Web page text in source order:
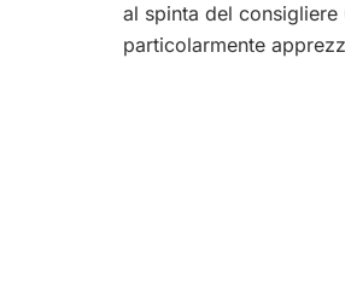
al spinta del
particolarmente